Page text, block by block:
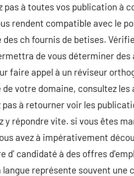
pas à toutes vos publication à
rendent compatible avec le
ch fournis de betises.
de vous déterminer
faire appel à un réviseur
votre domaine, consultez
à retourner voir les
y répondre vite. si vous êtes
avez à impérativement
candidaté à des offres
représente souvent une